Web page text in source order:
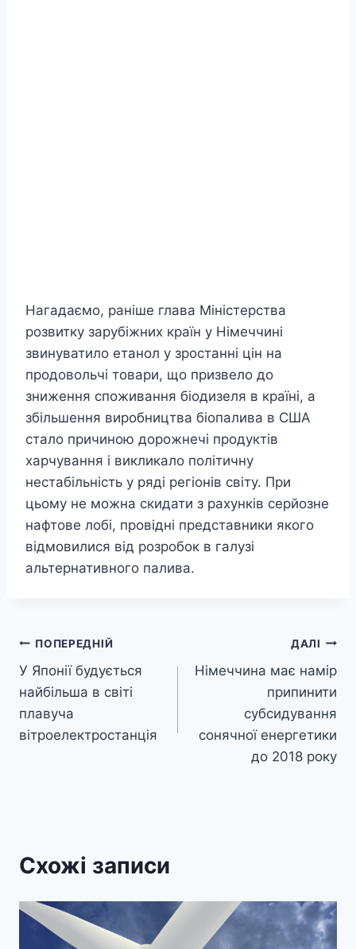
Нагадаємо, раніше глава Міністерства
розвитку зарубіжних країн у Німеччині
звинуватило етанол у зростанні цін на
продовольчі товари, що призвело до
зниження споживання біодизеля в країні, а
збільшення виробництва біопалива в США
стало причиною дорожнечі продуктів
харчування і викликало політичну
нестабільність у ряді регіонів світу. При
цьому не можна скидати з рахунків серйозне
нафтове лобі, провідні представники якого
відмовилися від розробок в галузі
альтернативного палива.
Навігація
записів
ПОПЕРЕДНІЙ
У Японії будується
найбільша в світі
плавуча
вітроелектростанція
ДАЛІ
Німеччина має намір
припинити
субсидування
сонячної енергетики
до 2018 року
Схожі записи